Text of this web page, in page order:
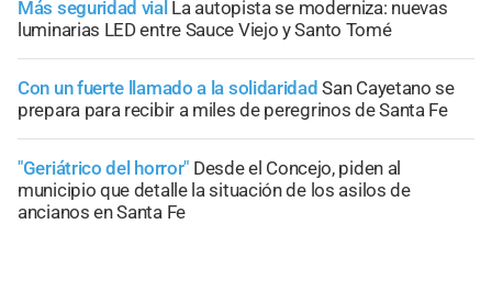
Más seguridad vial La autopista se moderniza: nuevas
luminarias LED entre Sauce Viejo y Santo Tomé
Con un fuerte llamado a la solidaridad San Cayetano se
prepara para recibir a miles de peregrinos de Santa Fe
"Geriátrico del horror" Desde el Concejo, piden al
municipio que detalle la situación de los asilos de
ancianos en Santa Fe